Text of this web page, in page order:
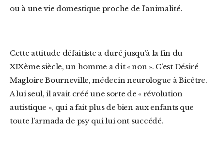
ou à une vie domestique proche de l’animalité.
Cette attitude défaitiste a duré jusqu’à la fin du
XIXème siècle, un homme a dit « non ». C’est Désiré
Magloire Bourneville, médecin neurologue à Bicêtre.
A lui seul, il avait créé une sorte de « révolution
autistique », qui a fait plus de bien aux enfants que
toute l’armada de psy qui lui ont succédé.